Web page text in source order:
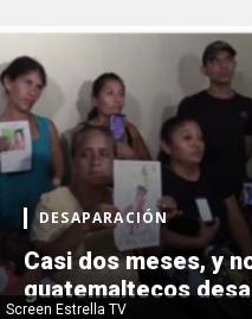
Screen Estrella TV
DESAPARACIÓN
Casi dos meses, y
guatemaltecos